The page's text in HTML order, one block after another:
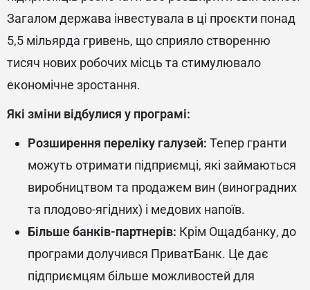
Загалом держава інвестувала в ці проєкти понад
5,5 мільярда гривень, що сприяло створенню
тисяч нових робочих місць та стимулювало
економічне зростання.
Які зміни відбулися у програмі:
Розширення переліку галузей: Тепер гранти
можуть отримати підприємці, які займаються
виробництвом та продажем вин (виноградних
та плодово-ягідних) і медових напоїв.
Більше банків-партнерів: Крім Ощадбанку, до
програми долучився ПриватБанк. Це дає
підприємцям більше можливостей для